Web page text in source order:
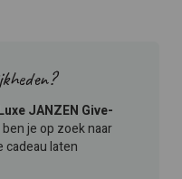
JANZEN Give-
ben je op zoek naar
cadeau laten